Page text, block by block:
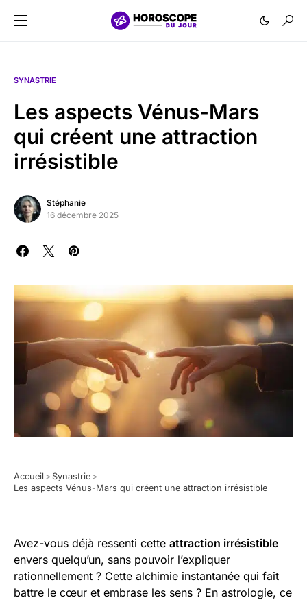
SYNASTRIE
Les aspects Vénus-Mars
qui créent une attraction
irrésistible
Stéphanie
16 décembre 2025
Accueil > Synastrie >
Les aspects Vénus-Mars qui créent une attraction irrésistible
Avez-vous déjà ressenti cette attraction irrésistible
envers quelqu’un, sans pouvoir l’expliquer
rationnellement ? Cette alchimie instantanée qui fait
battre le cœur et embrase les sens ? En astrologie, ce